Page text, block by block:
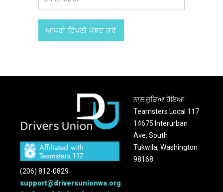
ਨਾਲ ਜੁੜਿਆ ਹੋਇਆ
Teamsters Local 117
14675 Interurban
Ave. South
Tukwila, Washington
98168
(206) 812-0829
support@driversunionwa.org